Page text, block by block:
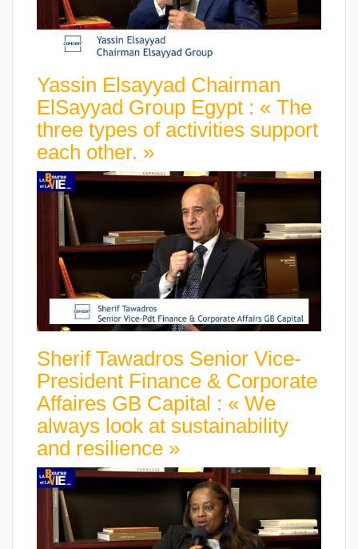
Yassin Elsayyad Chairman
ElSayyad Group Egypt : « The
three types of activities support
each other. »
Sherif Tawadros Senior Vice-
President Finance & Corporate
Affaires GB Capital : « We
always look at sustainability
and resilience »